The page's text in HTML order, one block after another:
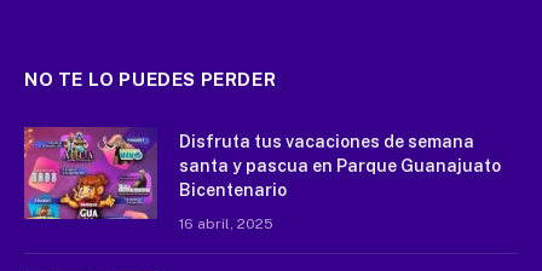
NO TE LO PUEDES PERDER
Disfruta tus vacaciones de semana
santa y pascua en Parque Guanajuato
Bicentenario
16 abril, 2025